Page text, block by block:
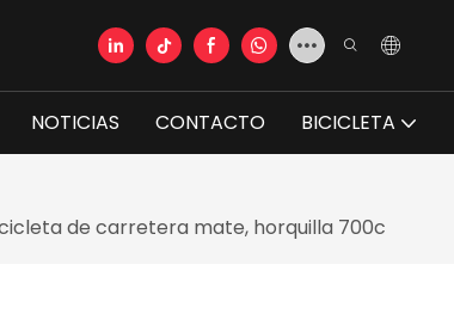
NOTICIAS CONTACTO BICICLETA
de carretera mate, horquilla 700c